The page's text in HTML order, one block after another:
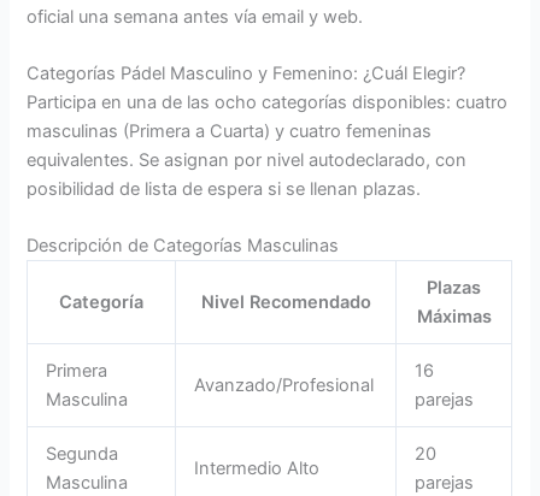
oficial una semana antes vía email y web.
Categorías Pádel Masculino y Femenino: ¿Cuál Elegir?
Participa en una de las ocho categorías disponibles: cuatro
masculinas (Primera a Cuarta) y cuatro femeninas
equivalentes. Se asignan por nivel autodeclarado, con
posibilidad de lista de espera si se llenan plazas.
Descripción de Categorías Masculinas
Categoría Nivel Recomendado
Plazas
Máximas
Primera
Masculina
Avanzado/Profesional
16
parejas
Segunda
Masculina
Intermedio Alto
20
parejas